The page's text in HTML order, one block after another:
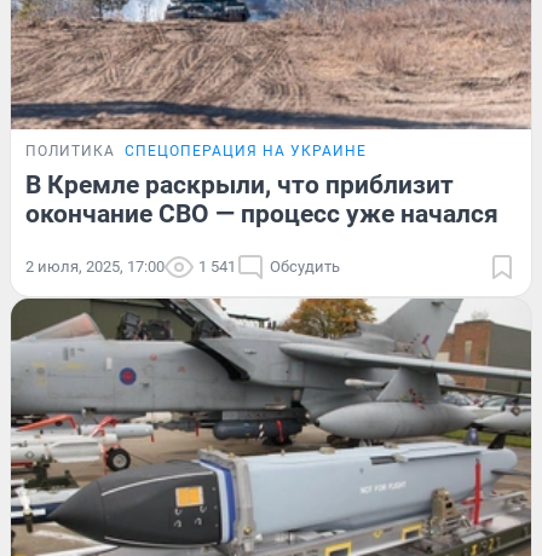
ПОЛИТИКА СПЕЦОПЕРАЦИЯ НА УКРАИНЕ
В Кремле раскрыли, что приблизит
окончание СВО — процесс уже начался
2 июля, 2025, 17:00 1 541 Обсудить